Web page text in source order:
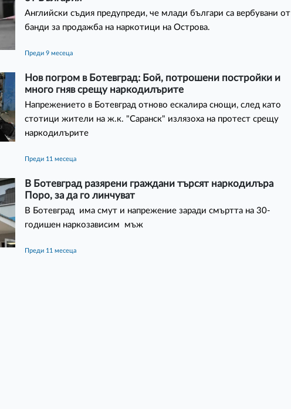
Английски съдия предупреди, че млади българи са вербувани от
банди за продажба на наркотици на Острова.
преди 9 месеца
Нов погром в Ботевград: Бой, потрошени постройки и
много гняв срещу наркодилърите
Напрежението в Ботевград отново ескалира снощи, след като
стотици жители на ж.к. "Саранск" излязоха на протест срещу
наркодилърите
преди 11 месеца
В Ботевград разярени граждани търсят наркодилъра
Поро, за да го линчуват
В Ботевград има смут и напрежение заради смъртта на 30-
годишен наркозависим мъж
преди 11 месеца